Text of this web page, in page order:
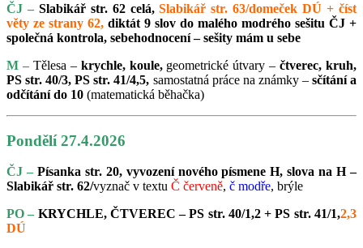
ČJ – Slabikář str. 62 celá,Slabikář str. 63/domeček DÚ + číst
věty ze strany 62, diktát 9 slov do malého modrého sešitu ČJ +
společná kontrola, sebehodnocení – sešity mám u sebe
M – Tělesa – krychle, koule,geometrické útvary – čtverec, kruh,
PS str. 40/3, PS str. 41/4,5, samostatná práce na známky –sčítání a
odčítání do 10 (matematická běhačka)
Pondělí 27.4.2026
ČJ – Písanka str. 20, vyvození nového písmene H, slova na H –
Slabikář str. 62/vyznač v textu Č červeně, č modře, brýle
PO – KRYCHLE, ČTVEREC – PS str. 40/1,2 + PS str. 41/1,2,3
DÚ